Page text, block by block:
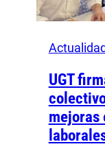
UGT
mejoras